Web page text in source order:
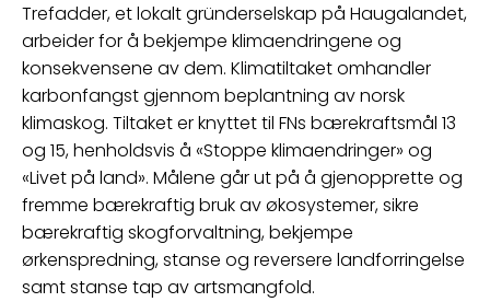
Trefadder, et lokalt gründerselskap på Haugalandet,
arbeider for å bekjempe klimaendringene og
konsekvensene av dem. Klimatiltaket omhandler
karbonfangst gjennom beplantning av norsk
klimaskog. Tiltaket er knyttet til FNs bærekraftsmål 13
og 15, henholdsvis å «Stoppe klimaendringer» og
«Livet på land». Målene går ut på å gjenopprette og
fremme bærekraftig bruk av økosystemer, sikre
bærekraftig skogforvaltning, bekjempe
ørkenspredning, stanse og reversere landforringelse
samt stanse tap av artsmangfold.